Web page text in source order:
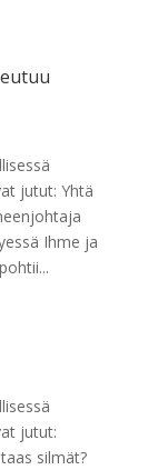
jutut: Yhtä
Ihme ja
jutut:
silmät?